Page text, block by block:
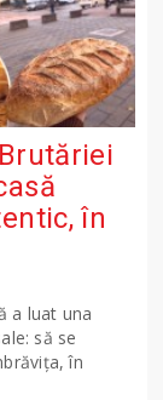
în
a luat una
să se
în